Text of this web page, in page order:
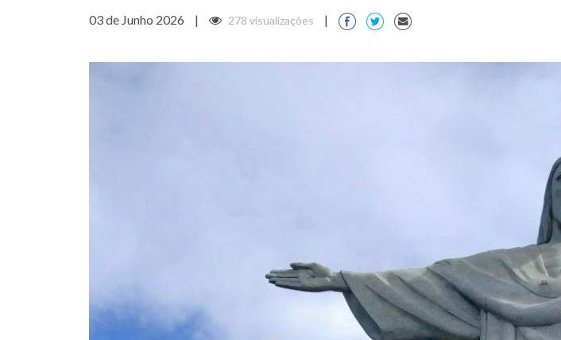
03 de Junho 2026 | 278 visualizações |